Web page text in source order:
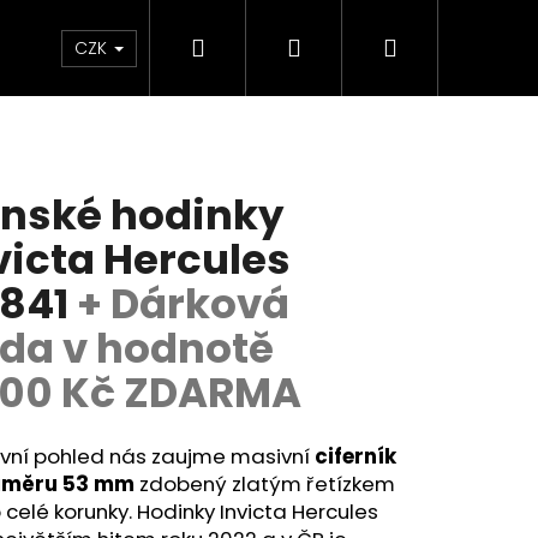
a kontakt
CZK Hledat PřihlášeníNákupní
hodinky
Hercules
+ Dárková
v hodnotě
Kč ZDARMA
pohled nás zaujme masivní ciferník
53 mm zdobený zlatým řetízkem
celé korunky. Hodinky Invicta Hercules